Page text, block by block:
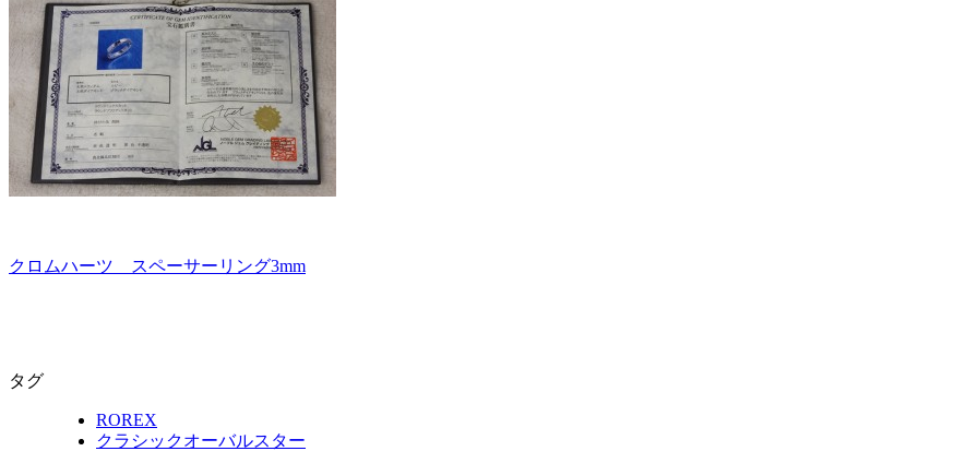
クロムハーツ スペーサーリング3mm
タグ
ROREX
クラシックオーバルスター